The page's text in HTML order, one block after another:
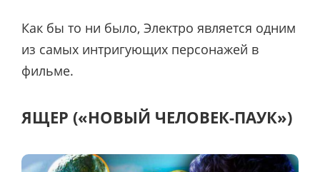
Как бы то ни было, Электро является одним
из самых интригующих персонажей в
фильме.
ЯЩЕР («НОВЫЙ ЧЕЛОВЕК-ПАУК»)